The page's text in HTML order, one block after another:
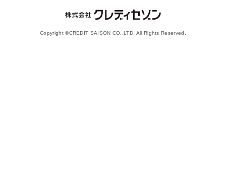
Copyright ©CREDIT SAISON CO.,LTD. All Rights Reserved.